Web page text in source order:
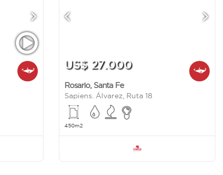
US$ 27.000
Rosario, Santa Fe
Sapiens. Álvarez, Ruta 18
450m2